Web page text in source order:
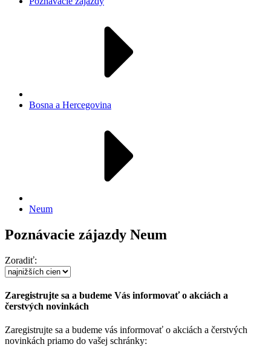
Bosna a Hercegovina
Neum
Poznávacie zájazdy Neum
Zoradiť:
Zaregistrujte sa a budeme Vás informovať o akciách a
čerstvých novinkách
Zaregistrujte sa a budeme vás informovať o akciách a čerstvých
novinkách priamo do vašej schránky: